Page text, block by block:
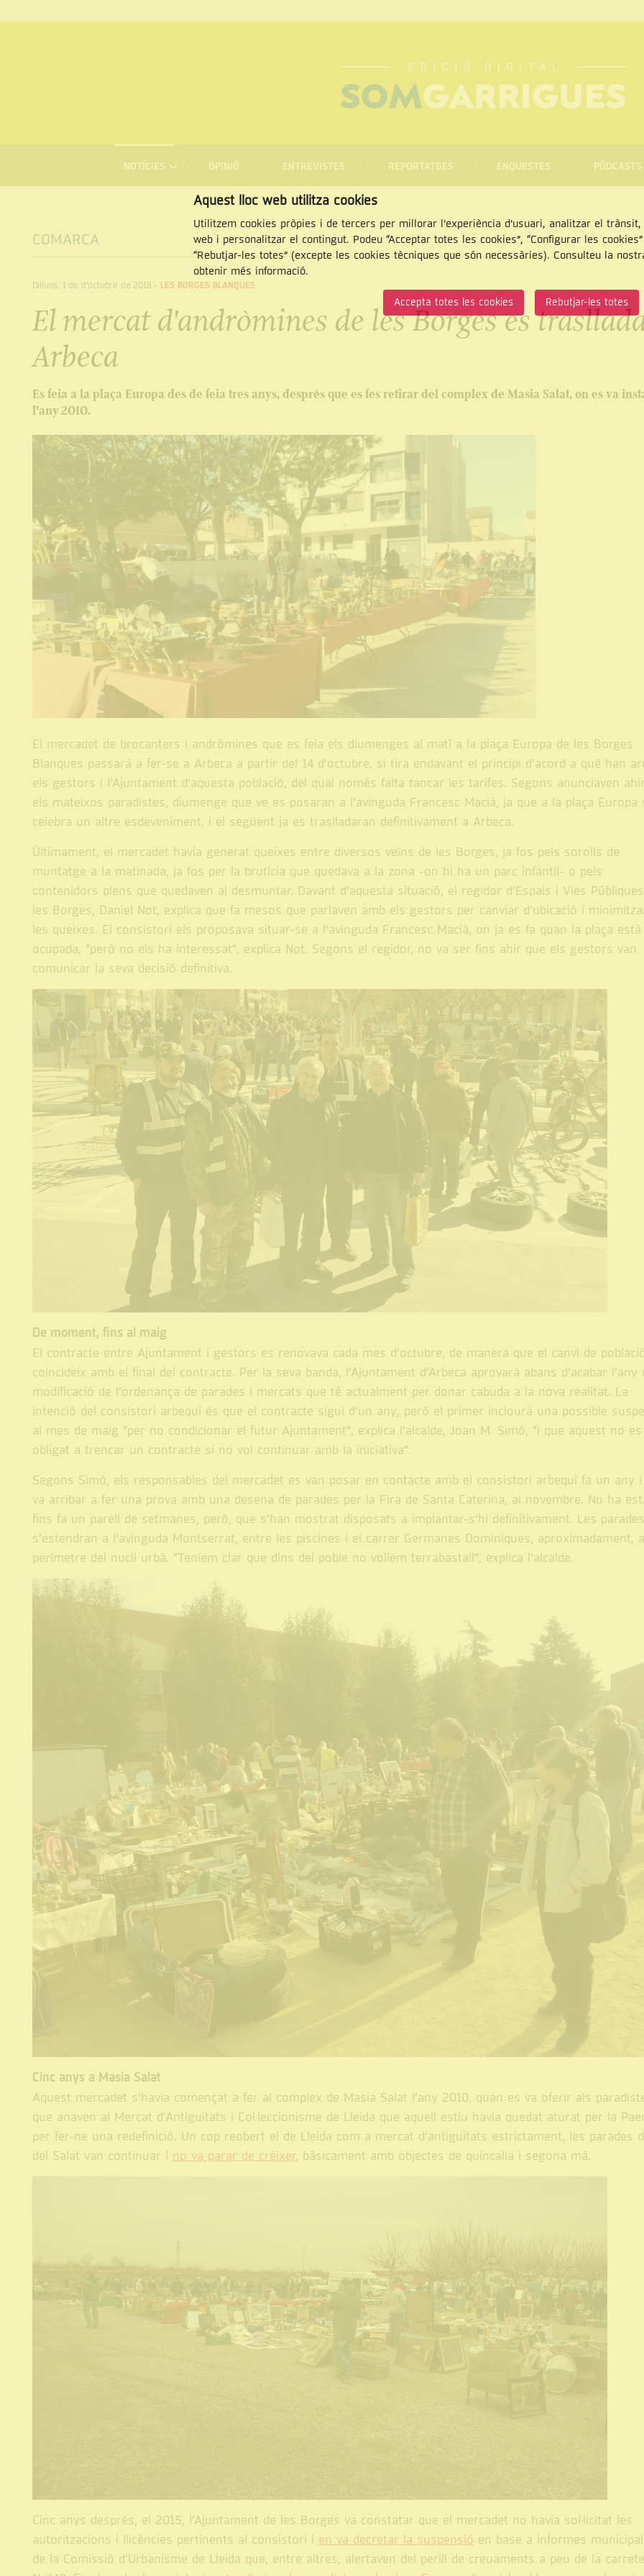
NOTÍCIES OPINIÓ ENTREVISTES REPORTATGES ENQUESTES PÒDCASTS
COMARCA
Dilluns, 1 de d’octubre de 2018 - LES BORGES BLANQUES
El mercat d'andròmines de les Borges es
Arbeca
Es feia a la plaça Europa des de feia tres anys, després que es fes retirar del complex de Masia Salat, on es va
l'any 2010.
El mercadet de brocanters i andròmines que es feia els diumenges al matí a la plaça Europa de les Borges
Blanques passarà a fer-se a Arbeca a partir del 14 d’octubre, si tira endavant el principi d’acord a què han
els gestors i l’Ajuntament d’aquesta població, del qual només falta tancar les tarifes. Segons anunciaven ahir
els mateixos paradistes, diumenge que ve es posaran a l’avinguda Francesc Macià, ja que a la plaça Europa
celebra un altre esdeveniment, i el següent ja es traslladaran definitivament a Arbeca.
Últimament, el mercadet havia generat queixes entre diversos veïns de les Borges, ja fos pels sorolls de
muntatge a la matinada, ja fos per la brutícia que quedava a la zona -on hi ha un parc infantil- o pels
contenidors plens que quedaven al desmuntar. Davant d’aquesta situació, el regidor d’Espais i Vies
les Borges, Daniel Not, explica que fa mesos que parlaven amb els gestors per canviar d’ubicació i
les queixes. El consistori els proposava situar-se a l’avinguda Francesc Macià, on ja es fa quan la plaça està
ocupada, “però no els ha interessat”, explica Not. Segons el regidor, no va ser fins ahir que els gestors van
comunicar la seva decisió definitiva.
De moment, fins al maig
El contracte entre Ajuntament i gestors es renovava cada mes d’octubre, de manera que el canvi de població
coincideix amb el final del contracte. Per la seva banda, l’Ajuntament d’Arbeca aprovarà abans d’acabar l’any
modificació de l’ordenança de parades i mercats que té actualment per donar cabuda a la nova realitat. La
intenció del consistori arbequí és que el contracte sigui d’un any, però el primer inclourà una possible
al mes de maig “per no condicionar el futur Ajuntament”, explica l’alcalde, Joan M. Simó, “i que aquest no
obligat a trencar un contracte si no vol continuar amb la iniciativa”.
Segons Simó, els responsables del mercadet es van posar en contacte amb el consistori arbequí fa un any i
va arribar a fer una prova amb una desena de parades per la Fira de Santa Caterina, al novembre. No ha
fins fa un parell de setmanes, però, que s’han mostrat disposats a implantar-s’hi definitivament. Les parades
s’estendran a l’avinguda Montserrat, entre les piscines i el carrer Germanes Dominiques, aproximadament,
perímetre del nucli urbà. “Teníem clar que dins del poble no volíem terrabastall”, explica l’alcalde.
Cinc anys a Masia Salat
Aquest mercadet s’havia començat a fer al complex de Masia Salat l’any 2010, quan es va oferir als
que anaven al Mercat d'Antiguitats i Col·leccionisme de Lleida que aquell estiu havia quedat aturat per la
per fer-ne una redefinició. Un cop reobert el de Lleida com a mercat d’antiguitats estrictament, les parades
del Salat van continuar i no va parar de créixer, bàsicament amb objectes de quincalla i segona mà.
Cinc anys després, el 2015, l’Ajuntament de les Borges va constatar que el mercadet no havia sol·licitat les
autoritzacions i llicències pertinents al consistori i en va decretar la suspensió en base a informes
de la Comissió d’Urbanisme de Lleida que, entre altres, alertaven del perill de creuaments a peu de la
Aquest lloc web utilitza cookies
Utilitzem cookies pròpies i de tercers per millorar l’experiència d’usuari, analitzar el
web i personalitzar el contingut. Podeu “Acceptar totes les cookies”, “Configurar les
“Rebutjar-les totes” (excepte les cookies tècniques que són necessàries). Consulteu la
obtenir més informació.
Accepta totes les cookies Rebutjar-les totes